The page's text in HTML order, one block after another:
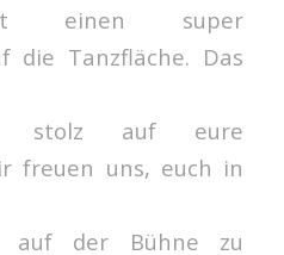
einen super
die Tanzfläche. Das
stolz auf eure
freuen uns, euch in
auf der Bühne zu